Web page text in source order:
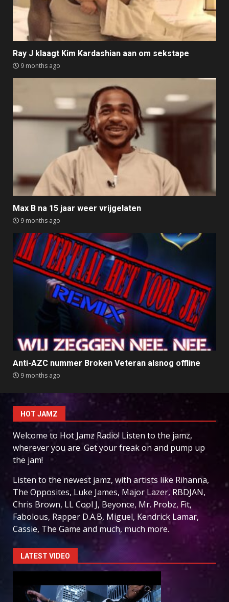
Ray J klaagt Kim Kardashian aan om sekstape
9 months ago
Max B na 15 jaar weer vrijgelaten
9 months ago
Anti-AZC nummer Broken Veteran alsnog offline
9 months ago
HOT JAMZ
Welcome to Hot Jamz Radio! Listen to the jamz,
wherever you are. Get your freak on and pump up
the jam!
Listen to the newest jamz, with artists like Rihanna,
The Opposites, Luke James, Major Lazer, RBDJAN,
Chris Brown, LL Cool J, Beyonce, Mr. Probz, Fit,
Fabolous, Rapper D.A.B, Miguel, Kendrick Lamar,
Cassie, The Game and much, much more.
LATEST VIDEO